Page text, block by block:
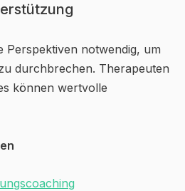
Perspektiven notwendig, um
durchbrechen. Therapeuten
können wertvolle